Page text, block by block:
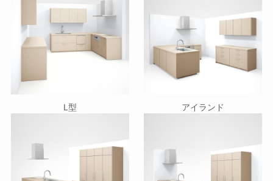
L型 アイランド